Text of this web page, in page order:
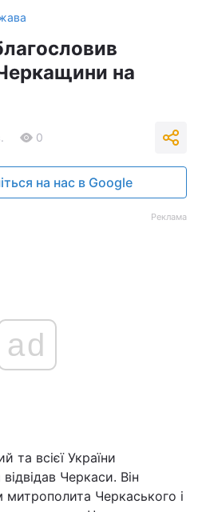
на
0
на нас в Google
Реклама
ad
та всієї України
Черкаси. Він
митрополита Черкаського і